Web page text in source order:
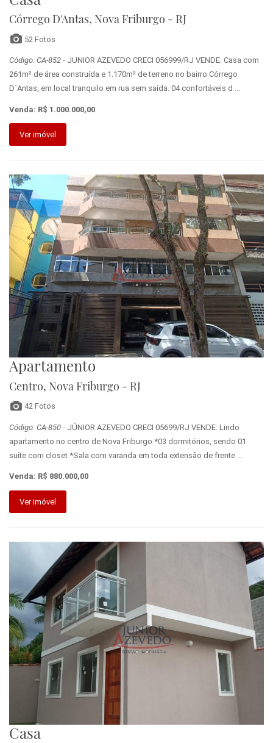
Córrego D'Antas, Nova Friburgo - RJ
52 Fotos
Código: CA-852 - JUNIOR AZEVEDO CRECI 056999/RJ VENDE: Casa com
261m² de área construída e 1.170m² de terreno no bairro Córrego
D`Antas, em local tranquilo em rua sem saída. 04 confortáveis d ...
Venda: R$ 1.000.000,00
Ver imóvel
Apartamento
Centro, Nova Friburgo - RJ
42 Fotos
Código: CA-850 - JÚNIOR AZEVEDO CRECI 05699/RJ VENDE: Lindo
apartamento no centro de Nova Friburgo *03 dormitórios, sendo 01
suíte com closet *Sala com varanda em toda extensão de frente ...
Venda: R$ 880.000,00
Ver imóvel
Casa